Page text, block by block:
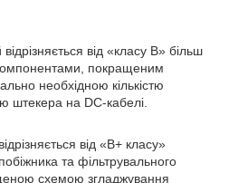
від «класу B» більш
покращеним
необхідною кількістю
штекера на DC-кабелі.
від «В+ класу»
та фільтрувального
схемою згладжування